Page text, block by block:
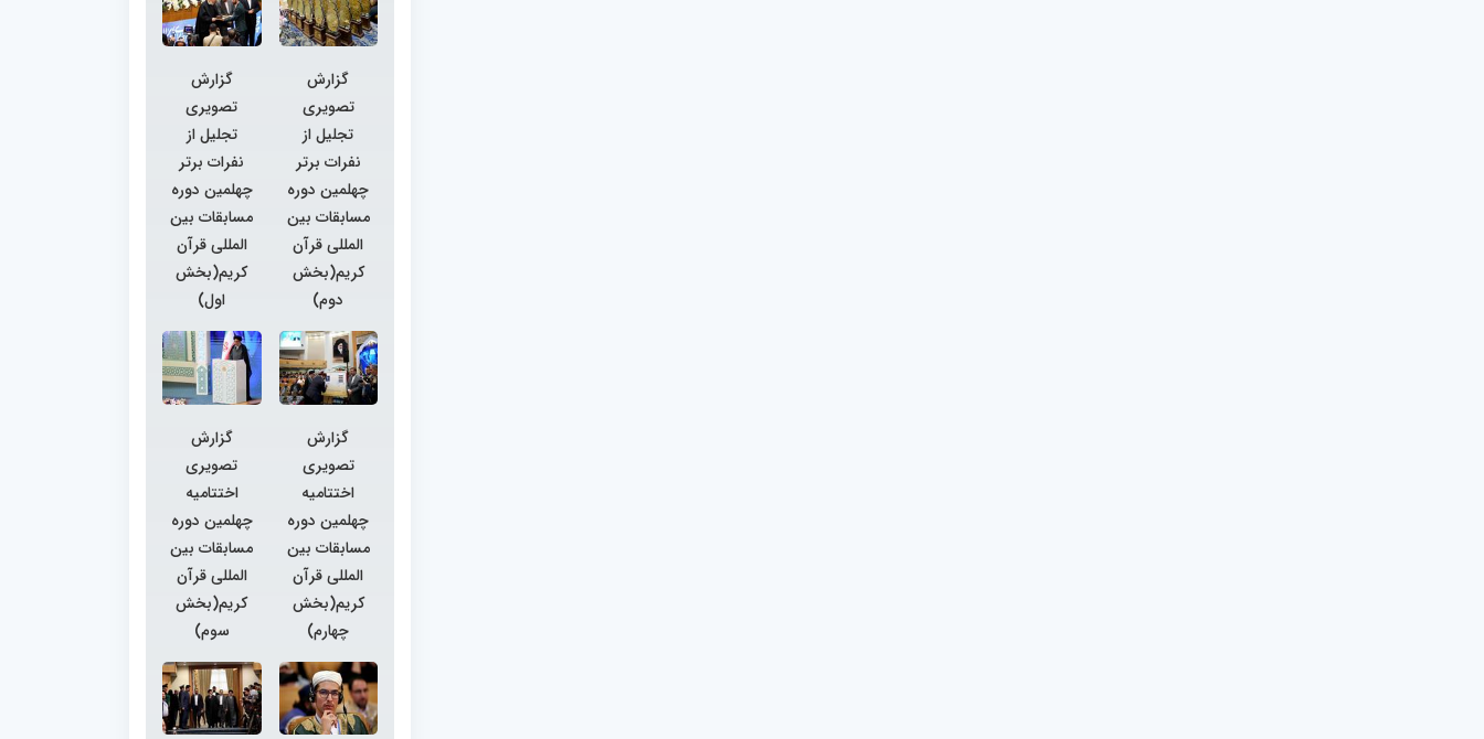
گزارش
تصویری
تجلیل از
نفرات برتر
چهلمین دوره
مسابقات بین
المللی قرآن
کریم(بخش
دوم)
گزارش
تصویری
تجلیل از
نفرات برتر
چهلمین دوره
مسابقات بین
المللی قرآن
کریم(بخش
اول)
گزارش
تصویری
اختتامیه
چهلمین دوره
مسابقات بین
المللی قرآن
کریم(بخش
چهارم)
گزارش
تصویری
اختتامیه
چهلمین دوره
مسابقات بین
المللی قرآن
کریم(بخش
سوم)